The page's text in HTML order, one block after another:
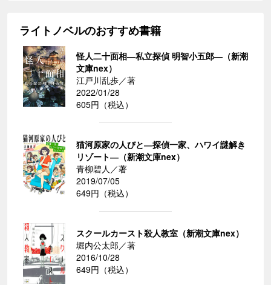
ライトノベルのおすすめ書籍
怪人二十面相―私立探偵 明智小五郎―（新潮
文庫nex）
江戸川乱歩／著
2022/01/28
605円（税込）
猫河原家の人びと―探偵一家、ハワイ謎解き
リゾート―（新潮文庫nex）
青柳碧人／著
2019/07/05
649円（税込）
スクールカースト殺人教室（新潮文庫nex）
堀内公太郎／著
2016/10/28
649円（税込）